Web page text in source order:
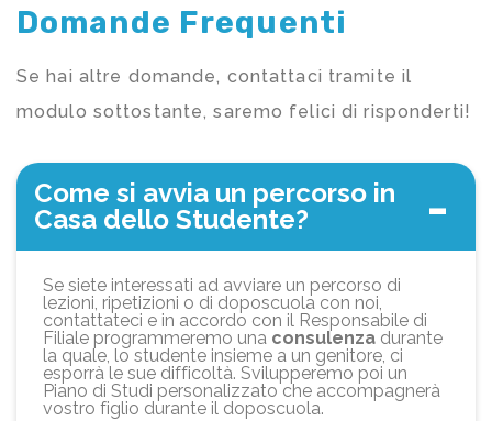
Domande Frequenti
Se hai altre domande, contattaci tramite il
modulo sottostante, saremo felici di risponderti!
Come si avvia un percorso in
Casa dello Studente?
Se siete interessati ad avviare un percorso di
lezioni, ripetizioni o di doposcuola con noi,
contattateci e in accordo con il Responsabile di
Filiale programmeremo una consulenza durante
la quale, lo studente insieme a un genitore, ci
esporrà le sue difficoltà. Svilupperemo poi un
Piano di Studi personalizzato che accompagnerà
vostro figlio durante il doposcuola.